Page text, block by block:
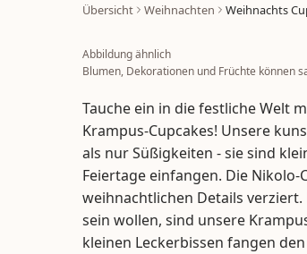
Übersicht Weihnachten Weihnachts
Abbildung ähnlich
Blumen, Dekorationen und Früchte können
Tauche ein in die festliche Welt
Krampus-Cupcakes! Unsere
als nur Süßigkeiten - sie sind
Feiertage einfangen. Die
weihnachtlichen Details
sein wollen, sind unsere
kleinen Leckerbissen fangen